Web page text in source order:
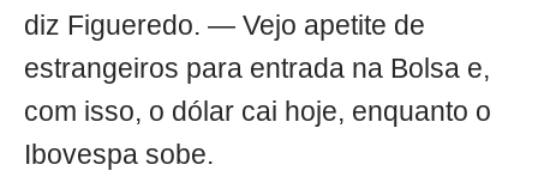
diz Figueredo. — Vejo apetite de
estrangeiros para entrada na Bolsa e,
com isso, o dólar cai hoje, enquanto o
Ibovespa sobe.